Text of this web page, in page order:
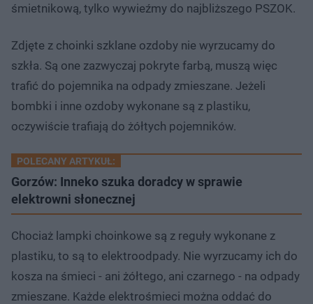
śmietnikową, tylko wywieźmy do najbliższego PSZOK.
Zdjęte z choinki szklane ozdoby nie wyrzucamy do
szkła. Są one zazwyczaj pokryte farbą, muszą więc
trafić do pojemnika na odpady zmieszane. Jeżeli
bombki i inne ozdoby wykonane są z plastiku,
oczywiście trafiają do żółtych pojemników.
POLECANY ARTYKUŁ:
Gorzów: Inneko szuka doradcy w sprawie
elektrowni słonecznej
Chociaż lampki choinkowe są z reguły wykonane z
plastiku, to są to elektroodpady. Nie wyrzucamy ich do
kosza na śmieci - ani żółtego, ani czarnego - na odpady
zmieszane. Każde elektrośmieci można oddać do